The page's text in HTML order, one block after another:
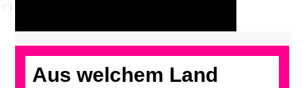
Aus welchem Land